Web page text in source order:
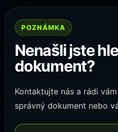
POZNÁMKA
Nenašli jste
dokument?
Kontaktujte nás a rádi
správný dokument nebo